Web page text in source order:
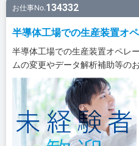
お仕事No.134332
半導体工場での生産装置オ
半導体工場での生産装置オペレ
ムの変更やデータ解析補助等のお